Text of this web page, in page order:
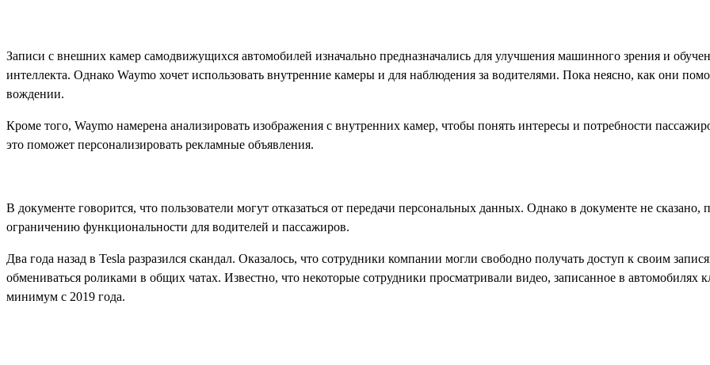
Записи с внешних камер самодвижущихся автомобилей изначально предназначались для улучшения машинного зрения и
интеллекта. Однако Waymo хочет использовать внутренние камеры и для наблюдения за водителями. Пока неясно, как они
вождении.
Кроме того, Waymo намерена анализировать изображения с внутренних камер, чтобы понять интересы и потребности
это поможет персонализировать рекламные объявления.
В документе говорится, что пользователи могут отказаться от передачи персональных данных. Однако в документе не сказано,
ограничению функциональности для водителей и пассажиров.
Два года назад в Tesla разразился скандал. Оказалось, что сотрудники компании могли свободно получать доступ к своим
обмениваться роликами в общих чатах. Известно, что некоторые сотрудники просматривали видео, записанное в автомобилях
минимум с 2019 года.